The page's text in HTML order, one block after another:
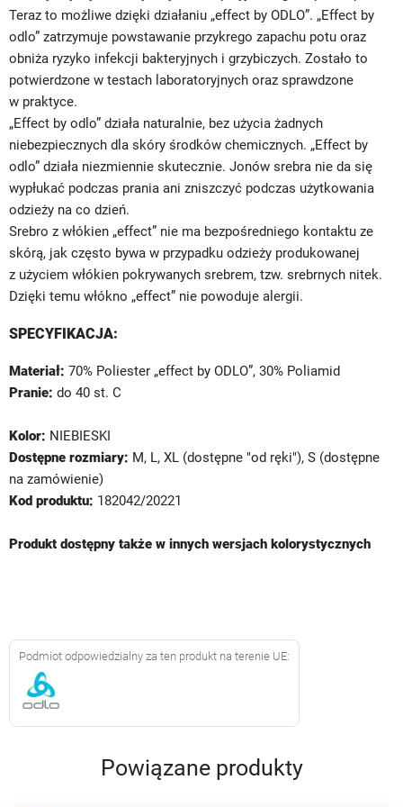
Teraz to możliwe dzięki działaniu „effect by ODLO”. „Effect by
odlo” zatrzymuje powstawanie przykrego zapachu potu oraz
obniża ryzyko infekcji bakteryjnych i grzybiczych. Zostało to
potwierdzone w testach laboratoryjnych oraz sprawdzone
w praktyce.
„Effect by odlo” działa naturalnie, bez użycia żadnych
niebezpiecznych dla skóry środków chemicznych. „Effect by
odlo” działa niezmiennie skutecznie. Jonów srebra nie da się
wypłukać podczas prania ani zniszczyć podczas użytkowania
odzieży na co dzień.
Srebro z włókien „effect” nie ma bezpośredniego kontaktu ze
skórą, jak często bywa w przypadku odzieży produkowanej
z użyciem włókien pokrywanych srebrem, tzw. srebrnych nitek.
Dzięki temu włókno „effect” nie powoduje alergii.
SPECYFIKACJA:
Materiał: 70% Poliester „effect by ODLO”, 30% Poliamid
Pranie: do 40 st. C
Kolor: NIEBIESKI
Dostępne rozmiary: M, L, XL (dostępne "od ręki"), S (dostępne
na zamówienie)
Kod produktu: 182042/20221
Produkt dostępny także w innych wersjach kolorystycznych
Podmiot odpowiedzialny za ten produkt na terenie UE:
Powiązane produkty